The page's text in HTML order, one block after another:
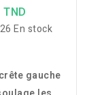
26 En stock
gauche